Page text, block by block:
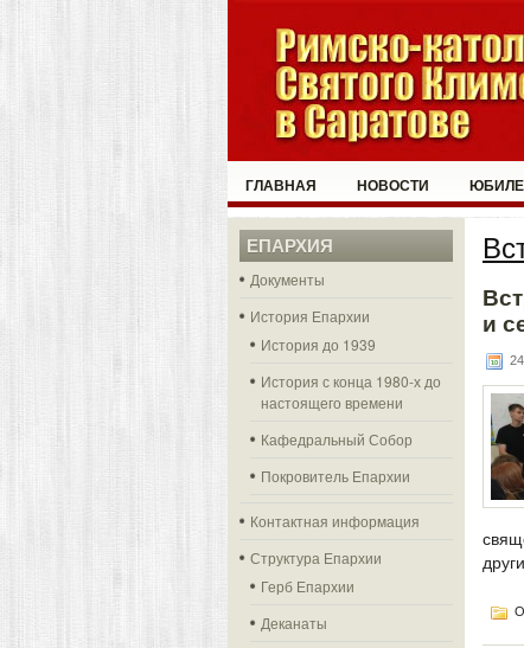
ГЛАВНАЯ НОВОСТИ
ЕПАРХИЯ
Документы
История Епархии
История до 1939
История с конца 1980-х до
настоящего времени
Кафедральный Собор
Покровитель Епархии
Контактная информация
Структура Епархии
Герб Епархии
Деканаты
и